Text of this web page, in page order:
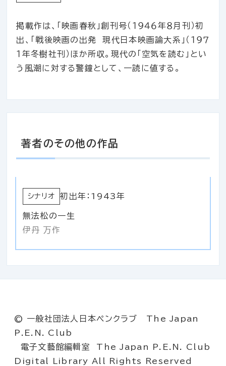
掲載作は、「映画春秋」創刊号（１９４６年８月刊）初
出、「戦後映画の出発 現代日本映画論大系」（１９７
１年冬樹社刊）ほか所収。現代の「空気を読む」とい
う風潮に対する警鐘として、一読に値する。
著者のその他の作品
シナリオ 初出年：1943年
無法松の一生
伊丹 万作
© 一般社団法人日本ペンクラブ The Japan
P.E.N. Club
電子文藝館編輯室 The Japan P.E.N. Club
Digital Library All Rights Reserved